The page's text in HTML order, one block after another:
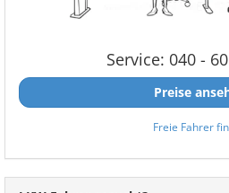
Service: 040 -
Preise
Freie Fahrer